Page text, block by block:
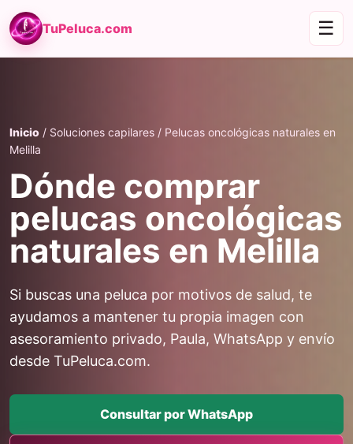
TuPeluca.com ☰
Inicio / Soluciones capilares / Pelucas oncológicas naturales en
Melilla
Dónde comprar
pelucas oncológicas
naturales en Melilla
Si buscas una peluca por motivos de salud, te
ayudamos a mantener tu propia imagen con
asesoramiento privado, Paula, WhatsApp y envío
desde TuPeluca.com.
Consultar por WhatsApp